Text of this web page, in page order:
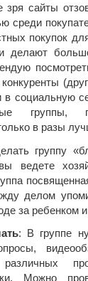
сайты
среди
покупок
делают
в социальную
группы,
в разы
группу
ведете
делом
за ребенком и
: В группе
Можно